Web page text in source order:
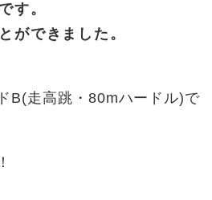
す。
ができました。
B(走高跳・80mハードル)で